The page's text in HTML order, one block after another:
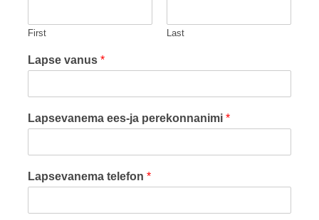
First Last
Lapse vanus *
Lapsevanema ees-ja perekonnanimi *
Lapsevanema telefon *